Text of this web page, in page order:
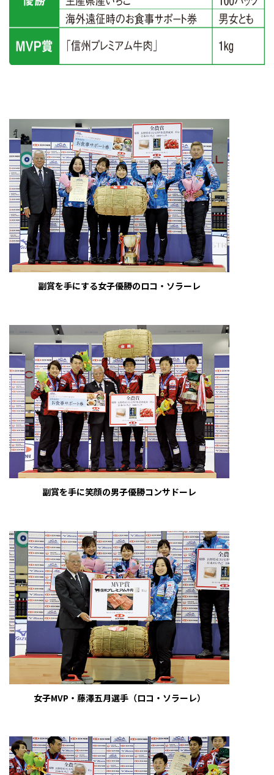
副賞を手にする女子優勝のロコ・ソラーレ
副賞を手に笑顔の男子優勝コンサドーレ
女子MVP・藤澤五月選手（ロコ・ソラーレ）